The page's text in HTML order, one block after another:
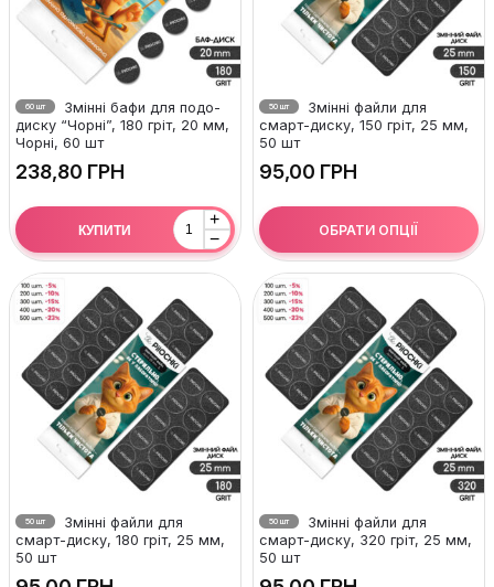
60 шт
Змінні бафи для подо-
диску “Чорні”, 180 гріт, 20 мм,
Чорні, 60 шт
ГРН
+
−
КУПИТИ
50 шт
Змінні файли для
смарт-диску, 150 гріт, 25 мм,
50 шт
ГРН
ОБРАТИ ОПЦІЇ
50 шт
Змінні файли для
смарт-диску, 180 гріт, 25 мм,
50 шт
50 шт
Змінні файли для
смарт-диску, 320 гріт, 25 мм,
50 шт